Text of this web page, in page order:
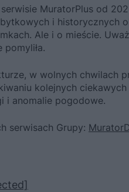
serwisie MuratorPlus od
i historycznych
Ale i o mieście.
pomyliła.
w wolnych chwilach
kolejnych
i anomalie pogodowe.
serwisach Grupy: